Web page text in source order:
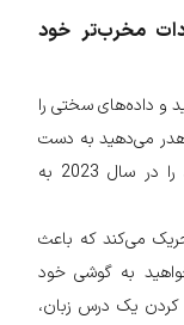
مخربتر خود
و داده‌های سختی را
می‌دهید به دست
آورید. چرا بخشی از بودجه اتلاف وقت خود را در سال 2023 به
می‌کند که باعث
به گوشی خود
یک درس زبان،